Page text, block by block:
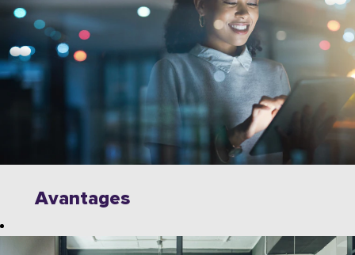
Avantages
Explorez des